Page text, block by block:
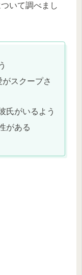
いて調べまし
スクープさ
氏がいるよう
がある